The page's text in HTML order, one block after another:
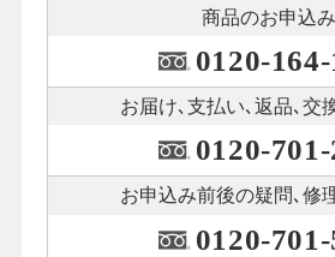
商品のお申込み
0120-
お届け､支払い､ 返品､交
0120-
お申込み前後の疑問､修
0120-